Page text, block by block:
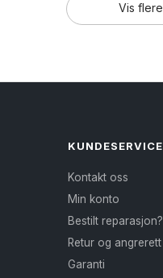
Vis flere
KUNDESERVICE
Kontakt oss
Min konto
Bestilt reparasjon?
Retur og angrerett
Garanti